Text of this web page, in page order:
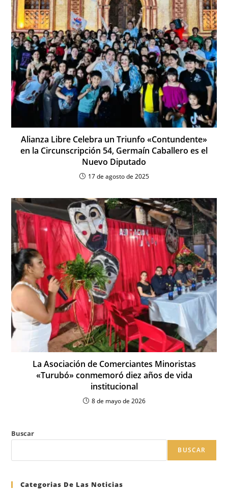
Alianza Libre Celebra un Triunfo «Contundente»
en la Circunscripción 54, Germaín Caballero es el
Nuevo Diputado
17 de agosto de 2025
La Asociación de Comerciantes Minoristas
«Turubó» conmemoró diez años de vida
institucional
8 de mayo de 2026
Buscar
BUSCAR
Categorias De Las Noticias